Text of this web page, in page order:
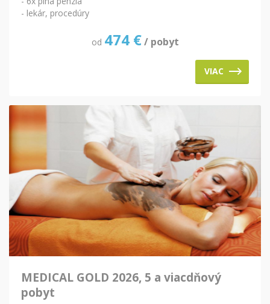
- lekár, procedúry
od 474 € / pobyt
VIAC
MEDICAL GOLD 2026, 5 a viacdňový
pobyt